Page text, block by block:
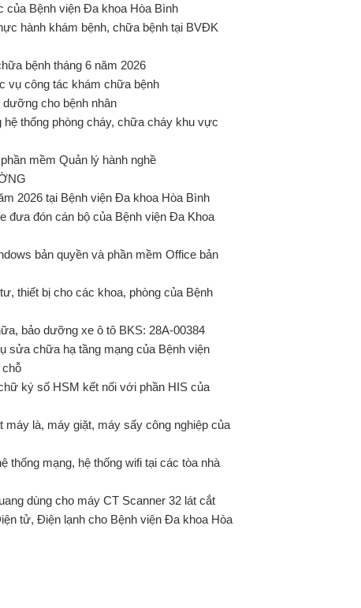
của Bệnh viện Đa khoa Hòa Bình
hành khám bệnh, chữa bệnh tại BVĐK
bệnh tháng 6 năm 2026
vụ công tác khám chữa bệnh
cho bệnh nhân
thống phòng cháy, chữa cháy khu vực
mềm Quản lý hành nghề
2026 tại Bệnh viện Đa khoa Hòa Bình
đưa đón cán bộ của Bệnh viện Đa Khoa
bản quyền và phần mềm Office bản
thiết bị cho các khoa, phòng của Bệnh
bảo dưỡng xe ô tô BKS: 28A-00384
sửa chữa hạ tầng mạng của Bệnh viện
chỗ
ký số HSM kết nối với phần HIS của
máy là, máy giặt, máy sấy công nghiệp của
thống mạng, hệ thống wifi tại các tòa nhà
dùng cho máy CT Scanner 32 lát cắt
tử, Điện lạnh cho Bệnh viện Đa khoa Hòa